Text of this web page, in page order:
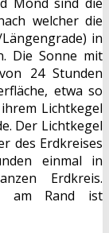
welcher die
in
Die Sonne mit
24 Stunden
etwa so
Lichtkegel
Der Lichtkegel
des Erdkreises
einmal in
Erdkreis.
am Rand ist